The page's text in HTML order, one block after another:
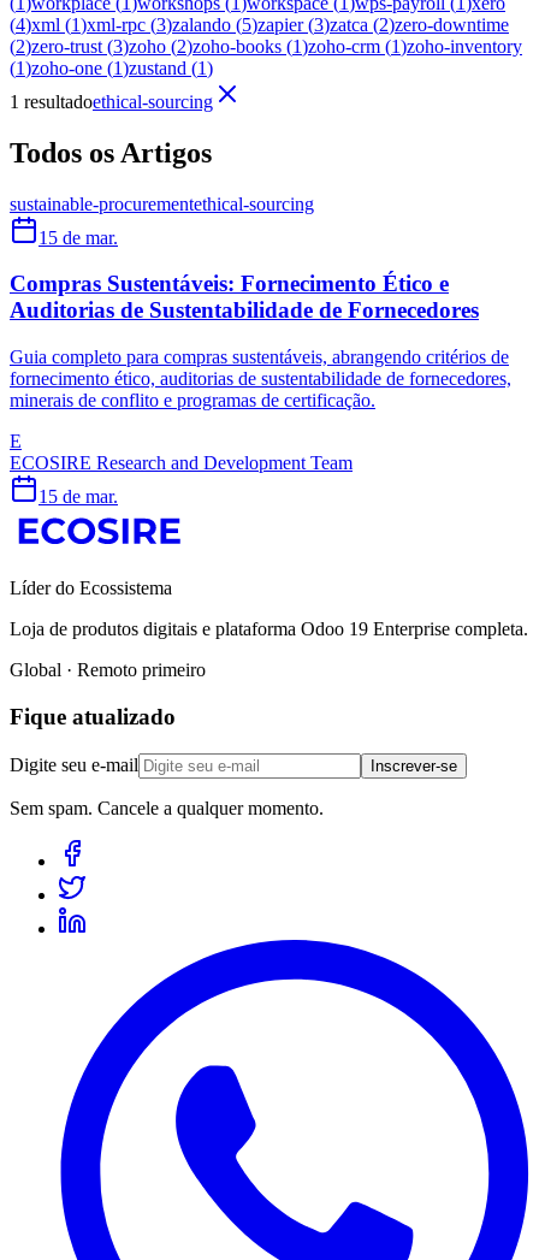
(4)xml (1)xml-rpc (3)zalando (5)zapier(3)zatca (2)zero-downtime
(2)zero-trust (3)zoho (2)zoho-books (1)zoho-crm (1)zoho-inventory
(1)zoho-one (1)zustand (1)
1 resultadoethical-sourcing
Todos os Artigos
sustainable-procurementethical-sourcing
15 de mar.
Compras Sustentáveis: Fornecimento Ético e
Auditorias de Sustentabilidade de Fornecedores
Guia completo para compras sustentáveis, abrangendo critérios de
fornecimento ético, auditorias de sustentabilidade de fornecedores,
minerais de conflito e programas de certificação.
E
ECOSIRE Research and Development Team
15 de mar.
Líder do Ecossistema
Loja de produtos digitais e plataforma Odoo 19 Enterprise completa.
Global · Remoto primeiro
Fique atualizado
Digite seu e-mail Inscrever-se
Sem spam. Cancele a qualquer momento.